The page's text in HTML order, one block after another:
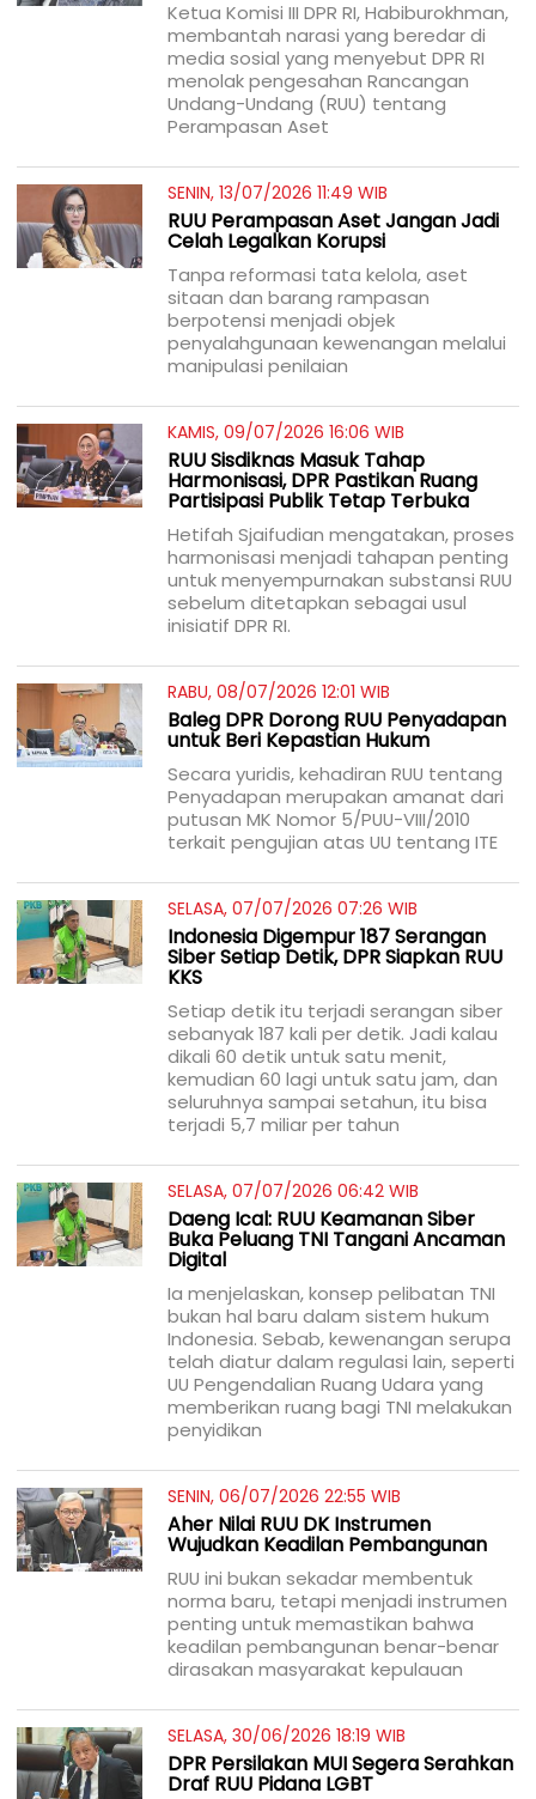
Ketua Komisi III DPR RI, Habiburokhman,
membantah narasi yang beredar di
media sosial yang menyebut DPR RI
menolak pengesahan Rancangan
Undang-Undang (RUU) tentang
Perampasan Aset
SENIN, 13/07/2026 11:49 WIB
RUU Perampasan Aset Jangan Jadi
Celah Legalkan Korupsi
Tanpa reformasi tata kelola, aset
sitaan dan barang rampasan
berpotensi menjadi objek
penyalahgunaan kewenangan melalui
manipulasi penilaian
KAMIS, 09/07/2026 16:06 WIB
RUU Sisdiknas Masuk Tahap
Harmonisasi, DPR Pastikan Ruang
Partisipasi Publik Tetap Terbuka
Hetifah Sjaifudian mengatakan, proses
harmonisasi menjadi tahapan penting
untuk menyempurnakan substansi RUU
sebelum ditetapkan sebagai usul
inisiatif DPR RI.
RABU, 08/07/2026 12:01 WIB
Baleg DPR Dorong RUU Penyadapan
untuk Beri Kepastian Hukum
Secara yuridis, kehadiran RUU tentang
Penyadapan merupakan amanat dari
putusan MK Nomor 5/PUU-VIII/2010
terkait pengujian atas UU tentang ITE
SELASA, 07/07/2026 07:26 WIB
Indonesia Digempur 187 Serangan
Siber Setiap Detik, DPR Siapkan RUU
KKS
Setiap detik itu terjadi serangan siber
sebanyak 187 kali per detik. Jadi kalau
dikali 60 detik untuk satu menit,
kemudian 60 lagi untuk satu jam, dan
seluruhnya sampai setahun, itu bisa
terjadi 5,7 miliar per tahun
SELASA, 07/07/2026 06:42 WIB
Daeng Ical: RUU Keamanan Siber
Buka Peluang TNI Tangani Ancaman
Digital
Ia menjelaskan, konsep pelibatan TNI
bukan hal baru dalam sistem hukum
Indonesia. Sebab, kewenangan serupa
telah diatur dalam regulasi lain, seperti
UU Pengendalian Ruang Udara yang
memberikan ruang bagi TNI melakukan
penyidikan
SENIN, 06/07/2026 22:55 WIB
Aher Nilai RUU DK Instrumen
Wujudkan Keadilan Pembangunan
RUU ini bukan sekadar membentuk
norma baru, tetapi menjadi instrumen
penting untuk memastikan bahwa
keadilan pembangunan benar-benar
dirasakan masyarakat kepulauan
SELASA, 30/06/2026 18:19 WIB
DPR Persilakan MUI Segera Serahkan
Draf RUU Pidana LGBT